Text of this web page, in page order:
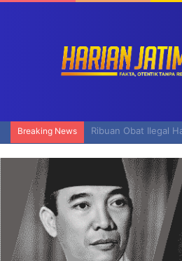
Breaking News Bulog Siapkan